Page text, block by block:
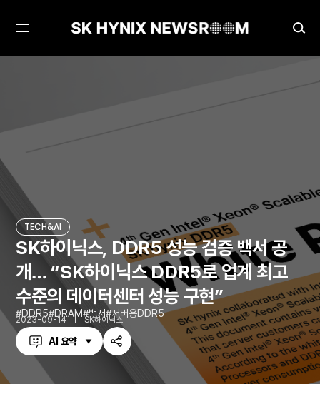
검
색
메
TECH&AI
SK하이닉스, DDR5 성능 검증 백서 공
개… “SK하이닉스 DDR5로 업계 최고
수준의 데이터센터 성능 구현”
DDR5 DRAM 백서 서버용DDR5
2023-09-14 SK하이닉스
AI 요약
공
유
하